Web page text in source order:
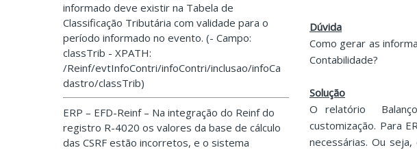
informado deve existir na Tabela de
Classificação Tributária com validade para o
período informado no evento. (- Campo:
classTrib - XPATH:
/Reinf/evtInfoContri/infoContri/inclusao/infoCa
dastro/classTrib)
ERP – EFD-Reinf – Na integração do Reinf do
registro R-4020 os valores da base de cálculo
das CSRF estão incorretos, e o sistema
Dúvida
Como gerar as
Contabilidade?
Solução
O relatório
customização. Para
necessárias. Ou